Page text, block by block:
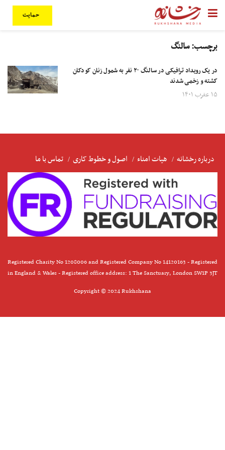
حمایت
برچسب:سالنگ
در یک رویداد ترافیکی در سالنگ ۲۰ نفر به شمول زنان کودکان
کشته و زخمی شدند
۱۵ عقرب ۱۴۰۱
درباره رخشانه هیات امناء اصول و خطوط کاری تماس با ما
Registered Charity No 1208006 and Registered Company No 14120163 - Registered
in England & Wales - Registered office address: 1 The Sanctuary, London SW1P 3JT
Copyright © 2024 Rukhshana